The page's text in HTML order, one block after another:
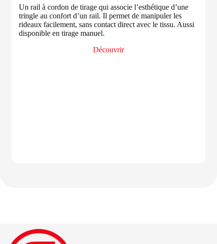
Un rail à cordon de tirage qui associe l’esthétique d’une
tringle au confort d’un rail. Il permet de manipuler les
rideaux facilement, sans contact direct avec le tissu. Aussi
disponible en tirage manuel.
Découvrir